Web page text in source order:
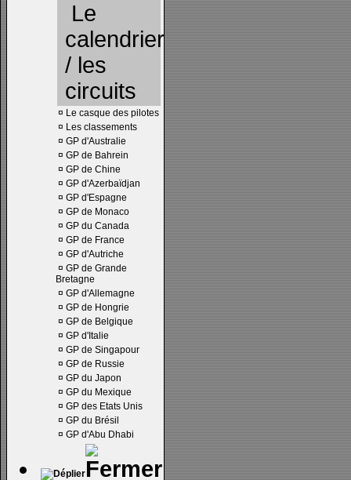
Le
calendrier
/ les
circuits
¤ Le casque des pilotes
¤ Les classements
¤ GP d'Australie
¤ GP de Bahrein
¤ GP de Chine
¤ GP d'Azerbaïdjan
¤ GP d'Espagne
¤ GP de Monaco
¤ GP du Canada
¤ GP de France
¤ GP d'Autriche
¤ GP de Grande
Bretagne
¤ GP d'Allemagne
¤ GP de Hongrie
¤ GP de Belgique
¤ GP d'Italie
¤ GP de Singapour
¤ GP de Russie
¤ GP du Japon
¤ GP du Mexique
¤ GP des Etats Unis
¤ GP du Brésil
¤ GP d'Abu Dhabi